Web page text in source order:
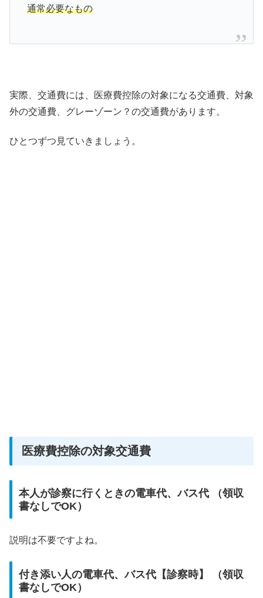
通常必要なもの
実際、交通費には、医療費控除の対象になる交通費、対象
外の交通費、グレーゾーン？の交通費があります。
ひとつずつ見ていきましょう。
医療費控除の対象交通費
本人が診察に行くときの電車代、バス代 （領収
書なしでOK）
説明は不要ですよね。
付き添い人の電車代、バス代【診察時】 （領収
書なしでOK）